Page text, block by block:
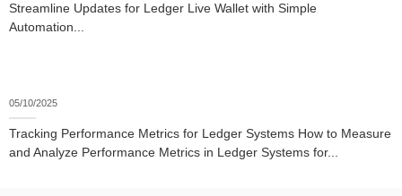
Streamline Updates for Ledger Live Wallet with Simple
Automation...
05/10/2025
Tracking Performance Metrics for Ledger Systems How to Measure
and Analyze Performance Metrics in Ledger Systems for...